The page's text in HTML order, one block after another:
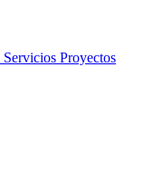
Servicios Proyectos